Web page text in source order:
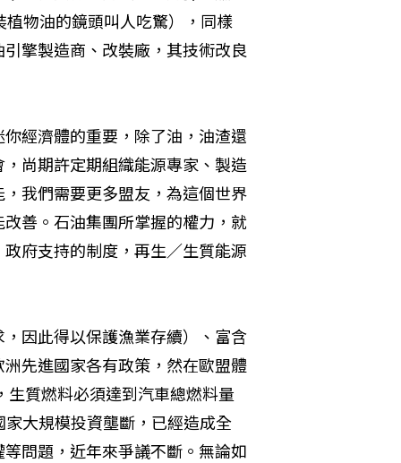
物油的鏡頭叫人吃驚），同樣
擎製造商、改裝廠，其技術改良
經濟體的重要，除了油，油渣還
尚期許定期組織能源專家、製造
我們需要更多盟友，為這個世界
善。石油集團所掌握的權力，就
府支持的制度，再生／生質能源
因此得以保護漁業存續）、富含
先進國家各有政策，然在歐盟體
質燃料必須達到汽車總燃料量
大規模投資壟斷，已經造成全
問題，近年來爭議不斷。無論如